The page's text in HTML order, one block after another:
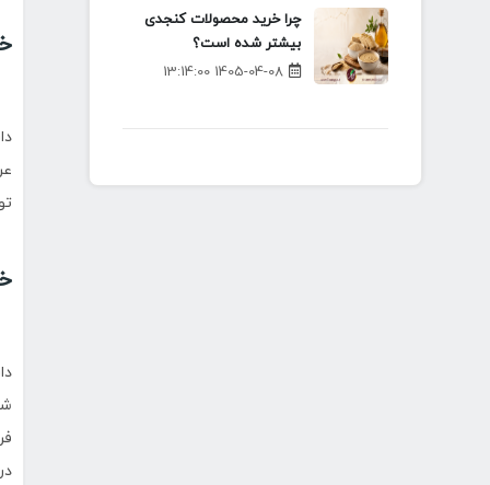
چرا خرید محصولات کنجدی
بیشتر شده است؟
1405-04-08 13:14:00